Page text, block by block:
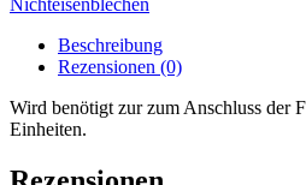
Beschreibung
Rezensionen (0)
Wird benötigt zur zum Anschluss der
Einheiten.